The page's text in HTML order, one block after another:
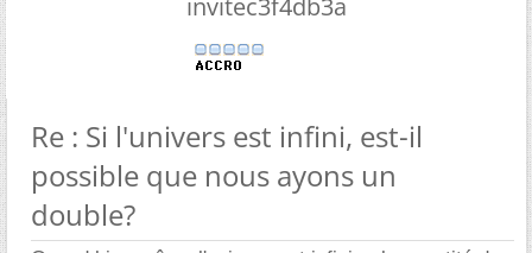
invitec3f4db3a
Re : Si l'univers est infini, est-il
possible que nous ayons un
double?